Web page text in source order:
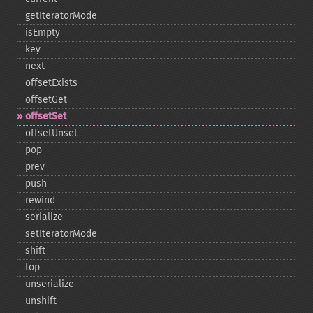
getIteratorMode
isEmpty
key
next
offsetExists
offsetGet
offsetSet
offsetUnset
pop
prev
push
rewind
serialize
setIteratorMode
shift
top
unserialize
unshift